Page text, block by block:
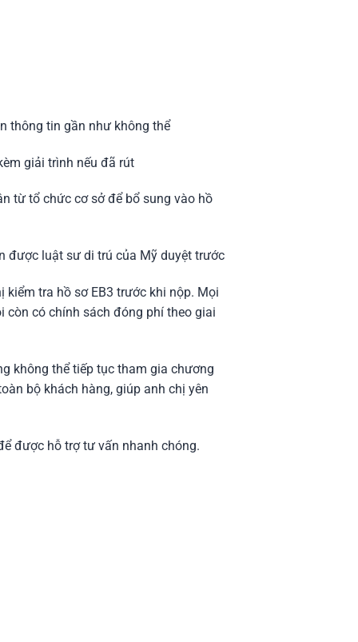
thông tin gần như không thể
giải trình nếu đã rút
từ tổ chức cơ sở để bổ sung vào hồ
được luật sư di trú của Mỹ duyệt trước
kiểm tra hồ sơ EB3 trước khi nộp. Mọi
còn có chính sách đóng phí theo giai
không thể tiếp tục tham gia chương
bộ khách hàng, giúp anh chị yên
được hỗ trợ tư vấn nhanh chóng.